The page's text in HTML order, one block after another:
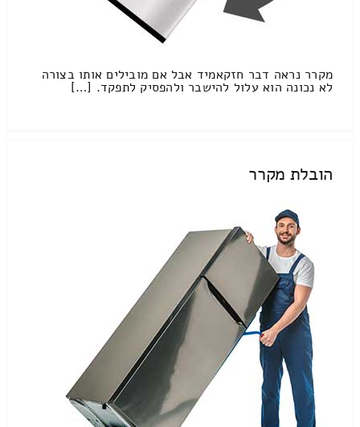
מקרר נראה דבר חזקאמיד אבל אם מובילים אותו בצורה
לא נכונה הוא עלול להישבר ולהפסיק לתפקד. […]
הובלת מקרר